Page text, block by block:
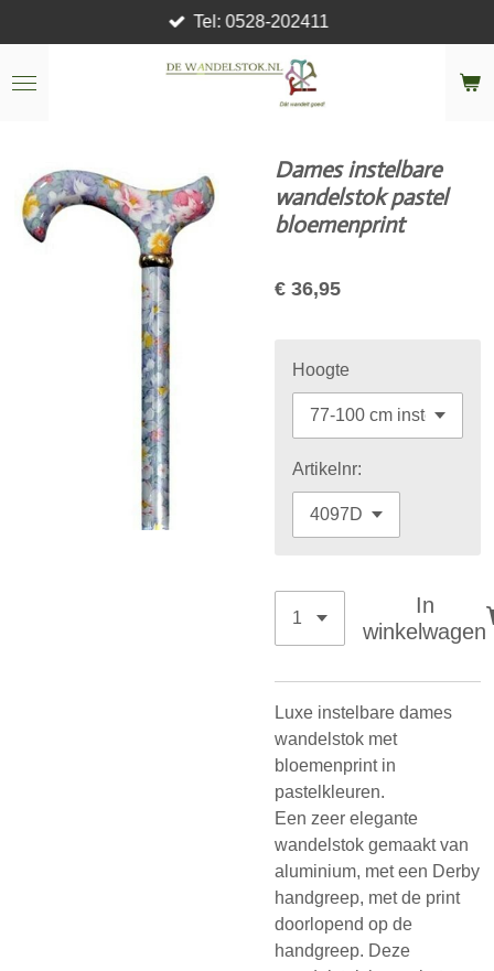
direct
naar
Tel: 0528-202411
Dames instelbare
wandelstok pastel
bloemenprint
€ 36,95
Hoogte
Artikelnr:
In
winkelwagen
Luxe instelbare dames
wandelstok met
bloemenprint in
pastelkleuren.
Een zeer elegante
wandelstok gemaakt van
aluminium, met een Derby
handgreep, met de print
doorlopend op de
handgreep. Deze